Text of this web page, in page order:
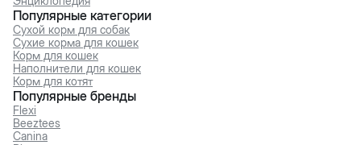
Популярные категории
Сухой корм для собак
Сухие корма для кошек
Корм для кошек
Наполнители для кошек
Корм для котят
Популярные бренды
Flexi
Beeztees
Canina